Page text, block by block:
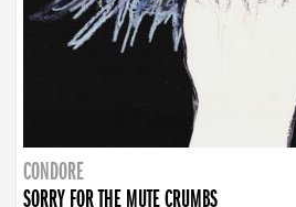
CONDORE
SORRY FOR THE MUTE CRUMBS